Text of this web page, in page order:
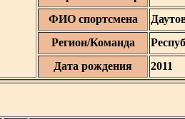
ФИО спортсмена
Регион/Команда
Дата рождения
2011